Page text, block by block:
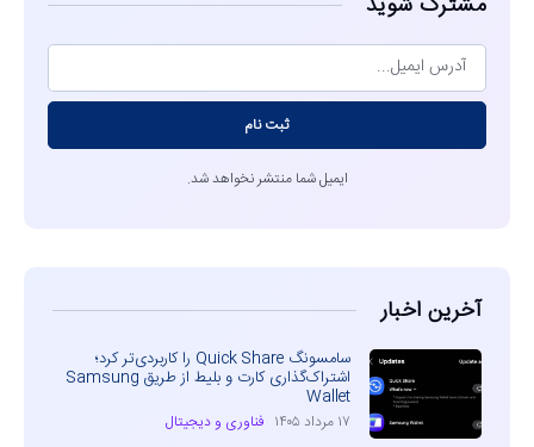
ثبت نام
ایمیل شما منتشر نخواهد شد.
آخرین اخبار
سامسونگ Quick Share را کاربردی‌تر کرد؛
اشتراک‌گذاری کارت و بلیط از طریق Samsung
Wallet
۱۷ مرداد ۱۴۰۵ فناوری و دیجیتال